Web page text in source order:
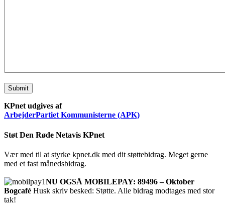
Submit
KPnet udgives af
ArbejderPartiet Kommunisterne (APK)
Støt Den Røde Netavis KPnet
Vær med til at styrke kpnet.dk med dit støttebidrag. Meget gerne
med et fast månedsbidrag.
NU OGSÅ MOBILEPAY: 89496 – Oktober
Bogcafé Husk skriv besked: Støtte. Alle bidrag modtages med stor
tak!